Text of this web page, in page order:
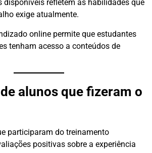
disponíveis refletem as habilidades que
exige atualmente.
online permite que estudantes
tenham acesso a conteúdos de
alunos que fizeram o
participaram do treinamento
positivas sobre a experiência